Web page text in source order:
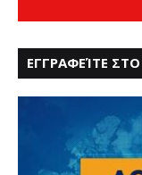
ΕΓΓΡΑΦΕΊΤΕ